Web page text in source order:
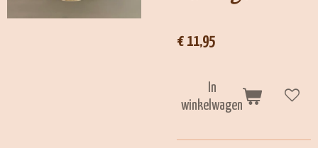
€ 11,95
In
winkelwagen